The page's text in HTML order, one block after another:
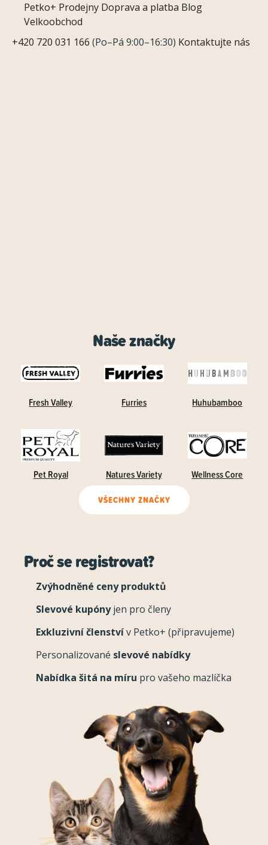
Petko+ Prodejny Doprava a platba Blog
Velkoobchod
+420 720 031 166 (Po–Pá 9:00–16:30) Kontaktujte nás
Naše značky
Fresh Valley Furries Huhubamboo
Pet Royal Natures Variety Wellness Core
VŠECHNY ZNAČKY
Proč se registrovat?
Zvýhodněné ceny produktů
Slevové kupónyjen pro členy
Exkluzivní členstvív Petko+ (připravujeme)
Personalizované slevové nabídky
Nabídka šitá na míru pro vašeho mazlíčka